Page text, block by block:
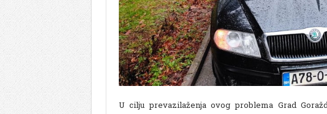
U cilju prevazilaženja ovog problema Grad